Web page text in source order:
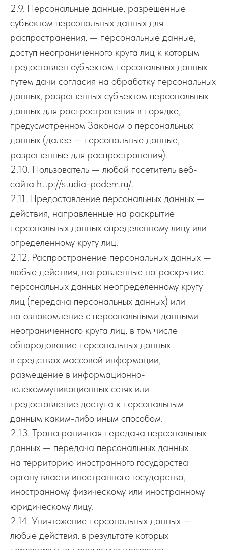
2.9. Персональные данные, разрешенные
субъектом персональных данных для
распространения, — персональные данные,
доступ неограниченного круга лиц к которым
предоставлен субъектом персональных данных
путем дачи согласия на обработку персональных
данных, разрешенных субъектом персональных
данных для распространения в порядке,
предусмотренном Законом о персональных
данных (далее — персональные данные,
разрешенные для распространения).
2.10. Пользователь — любой посетитель веб-
сайта http://studia-podem.ru/.
2.11. Предоставление персональных данных —
действия, направленные на раскрытие
персональных данных определенному лицу или
определенному кругу лиц.
2.12. Распространение персональных данных —
любые действия, направленные на раскрытие
персональных данных неопределенному кругу
лиц (передача персональных данных) или
на ознакомление с персональными данными
неограниченного круга лиц, в том числе
обнародование персональных данных
в средствах массовой информации,
размещение в информационно-
телекоммуникационных сетях или
предоставление доступа к персональным
данным каким-либо иным способом.
2.13. Трансграничная передача персональных
данных — передача персональных данных
на территорию иностранного государства
органу власти иностранного государства,
иностранному физическому или иностранному
юридическому лицу.
2.14. Уничтожение персональных данных —
любые действия, в результате которых